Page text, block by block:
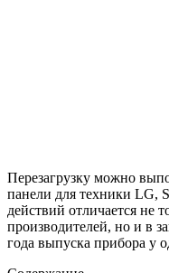
Перезагрузку можно
панели для техники LG,
действий отличается не
производителей, но и в
года выпуска прибора у